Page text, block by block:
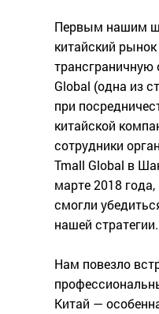
Первым нашим
китайский
трансграничную
Global (одна из
при
китайской
сотрудники
Tmall Global в
марте 2018
смогли
нашей стратегии.
Нам повезло
Китай —